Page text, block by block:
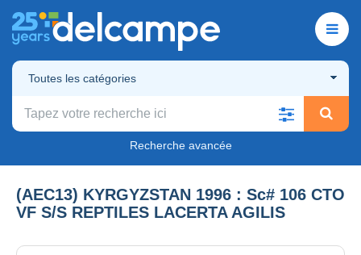
Toutes les catégories
Recherche avancée
(AEC13) KYRGYZSTAN 1996 : Sc# 106 CTO
VF S/S REPTILES LACERTA AGILIS